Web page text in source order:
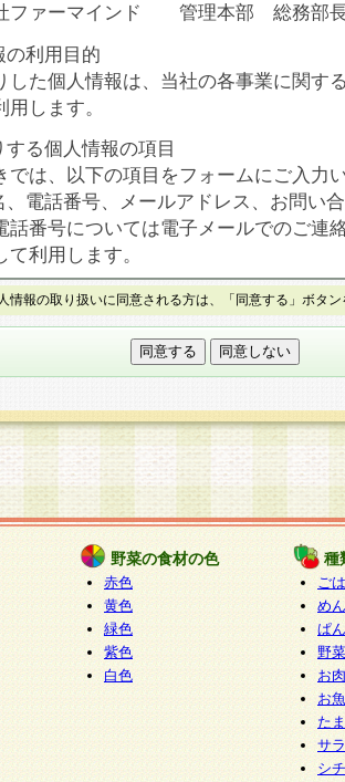
ファーマインド 管理本部 総務部
の利用目的
した個人情報は、当社の各事業に関す
用します。
する個人情報の項目
では、以下の項目をフォームにご入力
、電話番号、メールアドレス、お問い
話番号については電子メールでのご連
て利用します。
易に認識できない方法による個人情報
ムでは、セッション管理のためCookie
の第三者提供について
く個人情報は第三者に提供しません。
の委託について
の取り扱いを外部に委託する場合は、
基準を満たす企業を選定して委託を行
るよう監督します。
個人情報の開示等および問い合わせ窓口
の求めにより、当社が本件により取得
目的の通知・開示・内容の訂正・追加
去及び第三者への提供の禁止（以下、
す。）に応じます。
応じる窓口は以下になります。
く食堂個人情報お客様相談窓口 paku-
情報の取り扱いに同意される方は、「同意する」ボタ
野菜の食材の色
赤色
黄色
緑色
紫色
白色
種
ご
めん
ぱん
野
お
お
た
サ
シ